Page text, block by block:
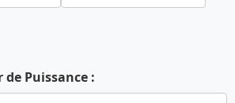
de Puissance :